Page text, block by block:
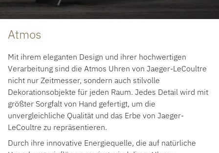
Atmos
Mit ihrem eleganten Design und ihrer hochwertigen
Verarbeitung sind die Atmos Uhren von Jaeger-LeCoultre
nicht nur Zeitmesser, sondern auch stilvolle
Dekorationsobjekte für jeden Raum. Jedes Detail wird mit
größter Sorgfalt von Hand gefertigt, um die
unvergleichliche Qualität und das Erbe von Jaeger-
LeCoultre zu repräsentieren.
Durch ihre innovative Energiequelle, die auf natürliche